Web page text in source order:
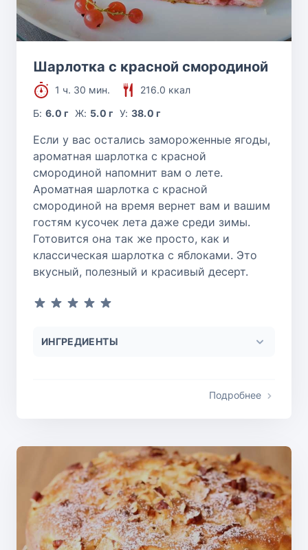
Шарлотка с красной смородиной
1 ч. 30 мин.
216.0 ккал
Б:6.0 г Ж: 5.0 г У: 38.0 г
Если у вас остались замороженные ягоды,
ароматная шарлотка с красной
смородиной напомнит вам о лете.
Ароматная шарлотка с красной
смородиной на время вернет вам и вашим
гостям кусочек лета даже среди зимы.
Готовится она так же просто, как и
классическая шарлотка с яблоками. Это
вкусный, полезный и красивый десерт.
ИНГРЕДИЕНТЫ
Подробнее